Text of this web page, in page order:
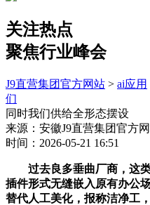
关注热点
聚焦行业峰会
J9直营集团官方网站 > ai应用
们
同时我们供给全形态摆设
来源：安徽J9直营集团官方
时间：2026-05-21 16:51
过去良多垂曲厂商，这类
插件形式无缝嵌入原有办公
替代人工美化，报称洁净工